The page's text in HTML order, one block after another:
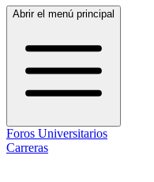
Abrir el menú principal
Foros Universitarios
Carreras